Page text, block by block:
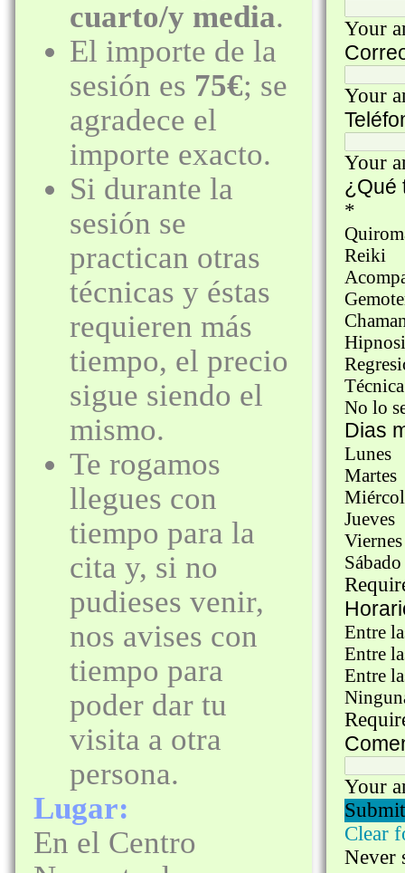
cuarto/y media.
El importe de la
sesión es 75€; se
agradece el
importe exacto.
Si durante la
sesión se
practican otras
técnicas y éstas
requieren más
tiempo, el precio
sigue siendo el
mismo.
Te rogamos
llegues con
tiempo para la
cita y, si no
pudieses venir,
nos avises con
tiempo para
poder dar tu
visita a otra
persona.
Lugar:
En el Centro